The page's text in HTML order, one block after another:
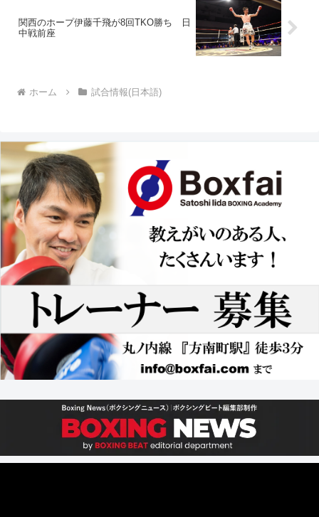
関西のホープ伊藤千飛が8回TKO勝ち 日
中戦前座
ホーム 試合情報(日本語)